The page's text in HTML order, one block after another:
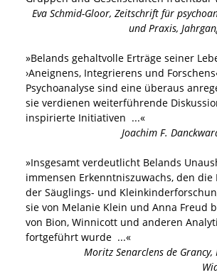
Eva Schmid-Gloor, Zeitschrift für
und Praxis,
»Belands gehaltvolle Erträge seiner
›Aneignens, Integrierens und
Psychoanalyse sind eine überaus
sie verdienen weiterführende
inspirierte Initiativen ...«
Joachim F.
»Insgesamt verdeutlicht Belands
immensen Erkenntniszuwachs, den die
der Säuglings- und
sie von Melanie Klein und Anna Freud
von Bion, Winnicott und anderen
fortgeführt wurde ...«
Moritz Senarclens de Grancy,